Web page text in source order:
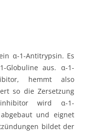
α-1-Antitrypsin. Es
Globuline aus. α-1-
hemmt also
so die Zersetzung
wird α-1-
und eignet
bildet der